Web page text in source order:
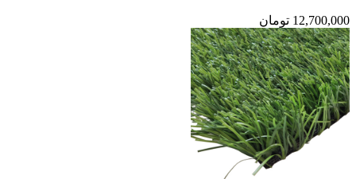
12,700,000 تومان